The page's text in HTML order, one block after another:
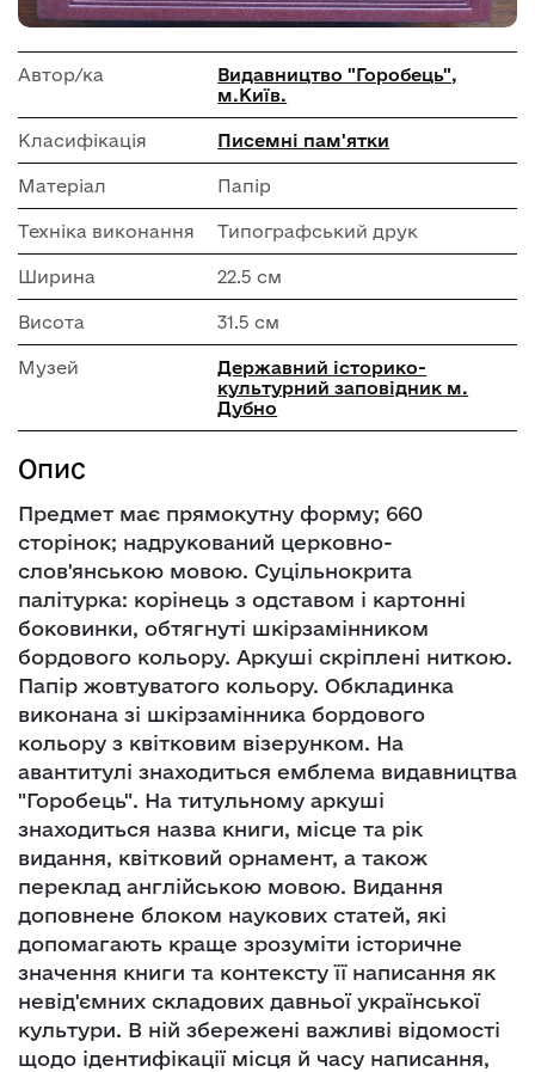
Автор/ка
Видавництво "Горобець",
м.Київ.
Класифікація Писемні пам'ятки
Матеріал Папір
Техніка виконання Типографський друк
Ширина 22.5 см
Висота 31.5 см
Музей
Державний історико-
культурний заповідник м.
Дубно
Опис
Предмет має прямокутну форму; 660
сторінок; надрукований церковно-
слов'янською мовою. Суцільнокрита
палітурка: корінець з одставом і картонні
боковинки, обтягнуті шкірзамінником
бордового кольору. Аркуші скріплені ниткою.
Папір жовтуватого кольору. Обкладинка
виконана зі шкірзамінника бордового
кольору з квітковим візерунком. На
авантитулі знаходиться емблема видавництва
"Горобець". На титульному аркуші
знаходиться назва книги, місце та рік
видання, квітковий орнамент, а також
переклад англійською мовою. Видання
доповнене блоком наукових статей, які
допомагають краще зрозуміти історичне
значення книги та контексту її написання як
невід'ємних складових давньої української
культури. В ній збережені важливі відомості
щодо ідентифікації місця й часу написання,